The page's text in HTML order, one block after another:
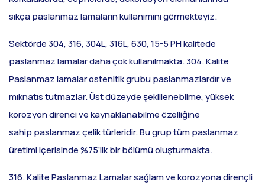
sıkça paslanmaz lamaların kullanımını görmekteyiz.
Sektörde 304, 316, 304L, 316L, 630, 15-5 PH kalitede
paslanmaz lamalar daha çok kullanılmakta. 304. Kalite
Paslanmaz lamalar ostenitik grubu paslanmazlardır ve
mıknatıs tutmazlar. Üst düzeyde şekillenebilme, yüksek
korozyon direnci ve kaynaklanabilme özelliğine
sahip paslanmaz çelik türleridir. Bu grup tüm paslanmaz
üretimi içerisinde %75‘lik bir bölümü oluşturmakta.
316. Kalite Paslanmaz Lamalar sağlam ve korozyona dirençli